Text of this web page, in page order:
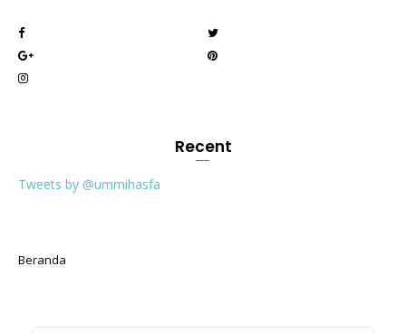
Recent
Tweets by @ummihasfa
Beranda